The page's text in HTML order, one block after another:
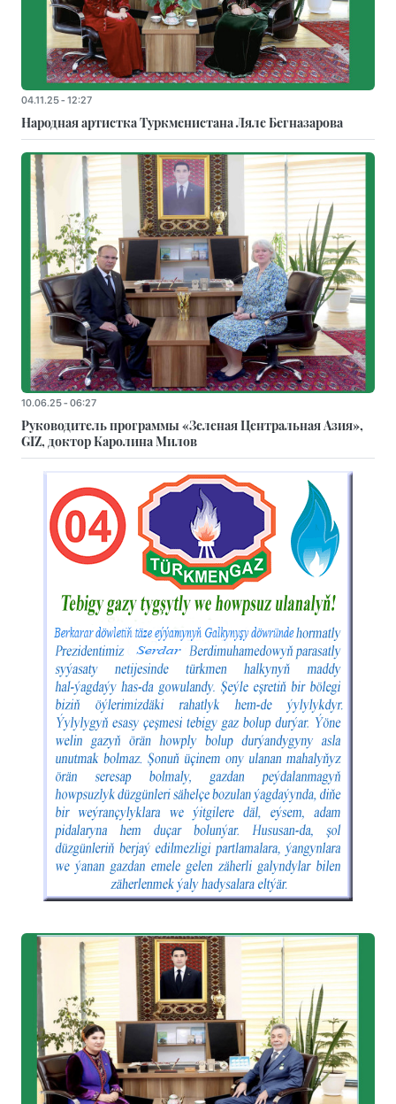
04.11.25 - 12:27
Народная артистка Туркменистана Ляле Бегназарова
10.06.25 - 06:27
Руководитель программы «Зеленая Центральная Азия»,
GIZ, доктор Каролина Милов